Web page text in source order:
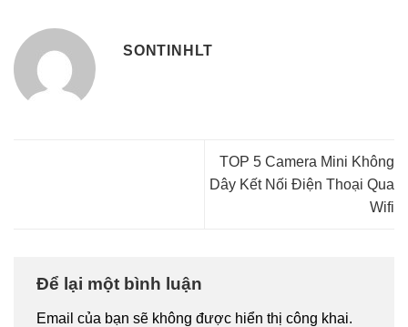
SONTINHLT
TOP 5 Camera Mini Không
Dây Kết Nối Điện Thoại Qua
Wifi
Để lại một bình luận
Email của bạn sẽ không được hiển thị công khai.